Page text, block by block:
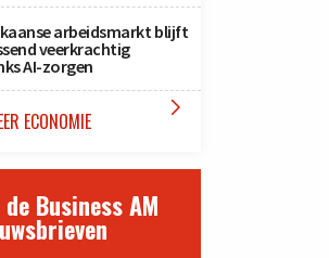
arbeidsmarkt blijft
veerkrachtig
AI-zorgen
ECONOMIE 
Business AM